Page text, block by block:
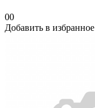
00
Добавить в избранное